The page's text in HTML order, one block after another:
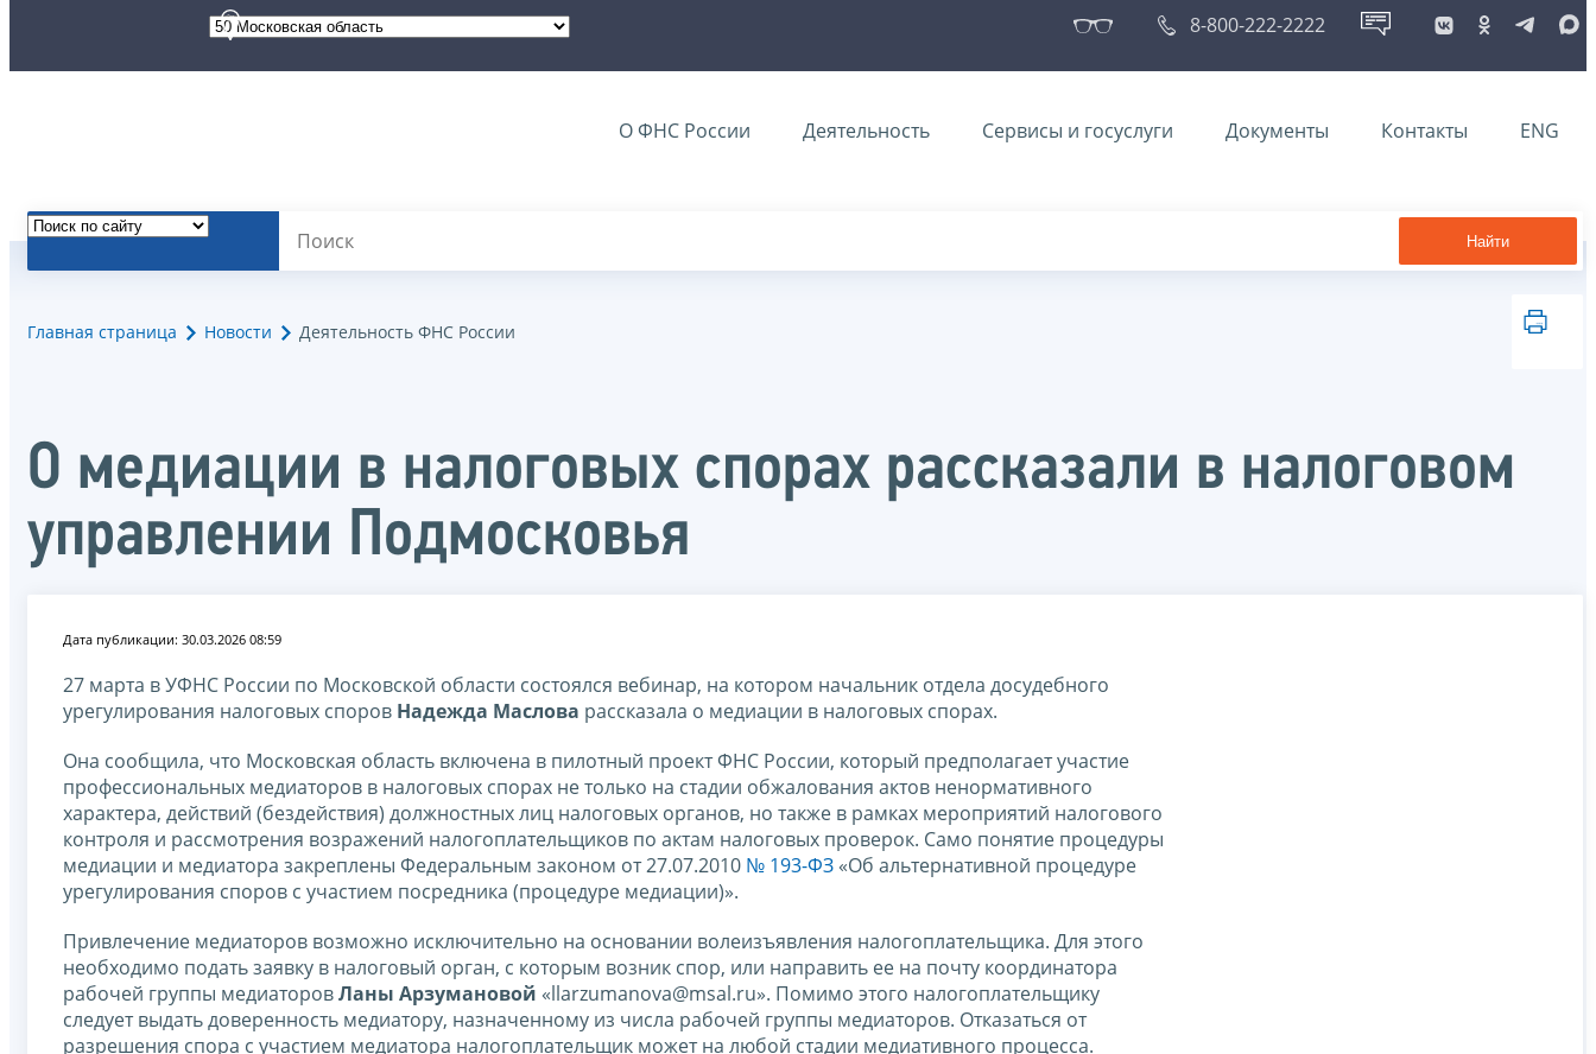
8-800-222-2222
О ФНС России Деятельность Сервисы и госуслуги Документы Контакты ENG
Найти
Главная страница Новости Деятельность ФНС России
О медиации в налоговых спорах рассказали в налоговом
управлении Подмосковья
Дата публикации: 30.03.2026 08:59
27 марта в УФНС России по Московской области состоялся вебинар, на котором начальник отдела досудебного
урегулирования налоговых споров Надежда Маслова рассказала о медиации в налоговых спорах.
Она сообщила, что Московская область включена в пилотный проект ФНС России, который предполагает участие
профессиональных медиаторов в налоговых спорах не только на стадии обжалования актов ненормативного
характера, действий (бездействия) должностных лиц налоговых органов, но также в рамках мероприятий налогового
контроля и рассмотрения возражений налогоплательщиков по актам налоговых проверок. Само понятие процедуры
медиации и медиатора закреплены Федеральным законом от 27.07.2010 № 193-ФЗ «Об альтернативной процедуре
урегулирования споров с участием посредника (процедуре медиации)».
Привлечение медиаторов возможно исключительно на основании волеизъявления налогоплательщика. Для этого
необходимо подать заявку в налоговый орган, с которым возник спор, или направить ее на почту координатора
рабочей группы медиаторовЛаны Арзумановой «llarzumanova@msal.ru». Помимо этого налогоплательщику
следует выдать доверенность медиатору, назначенному из числа рабочей группы медиаторов. Отказаться от
разрешения спора с участием медиатора налогоплательщик может на любой стадии медиативного процесса.